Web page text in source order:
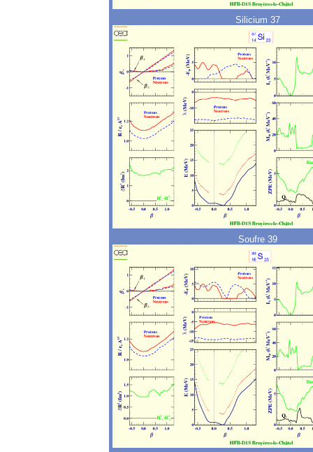
Silicium 37
Soufre 39